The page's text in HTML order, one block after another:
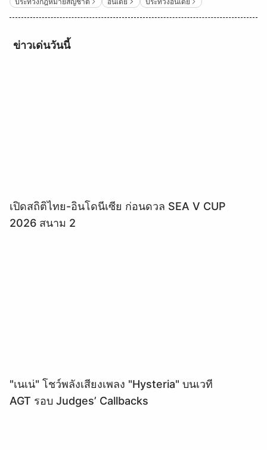
ประท้วงกฎหมายสัญชาติ อินเดีย ประท้วงอินเดีย
ข่าวเด่นวันนี้
เปิดสถิติไทย-อินโดนีเซีย ก่อนดวล SEA V CUP
2026 สนาม 2
"เนเน่" โชว์พลังเสียงเพลง "Hysteria" บนเวที
AGT รอบ Judges’ Callbacks